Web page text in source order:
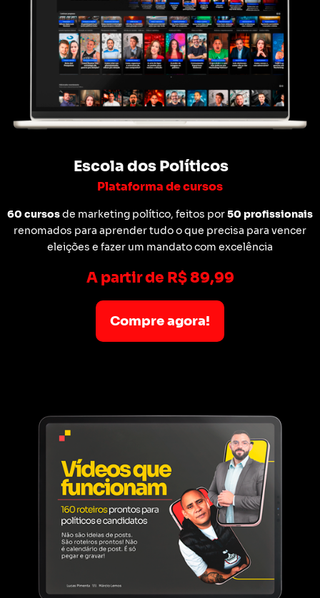
Escola dos Políticos
Plataforma de cursos
60 cursosde marketing político, feitos por50 profissionais
renomados para aprender tudo o que precisa para vencer
eleições e fazer um mandato com excelência
A partir de R$ 89,99
Compre agora!